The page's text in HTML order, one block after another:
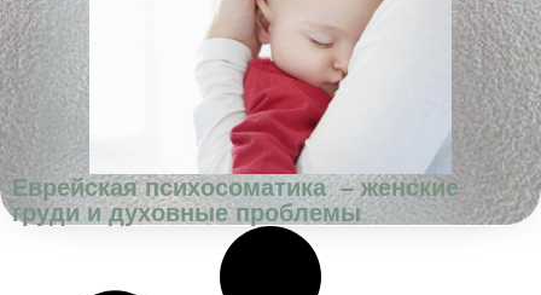
Еврейская психосоматика – женские
груди и духовные проблемы